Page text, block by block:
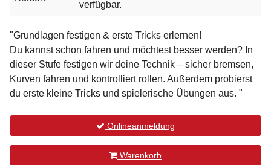
verfügbar.
"Grundlagen festigen & erste Tricks erlernen!
Du kannst schon fahren und möchtest besser werden? In
dieser Stufe festigen wir deine Technik – sicher bremsen,
Kurven fahren und kontrolliert rollen. Außerdem probierst
du erste kleine Tricks und spielerische Übungen aus. "
Onlineanmeldung
Warenkorb